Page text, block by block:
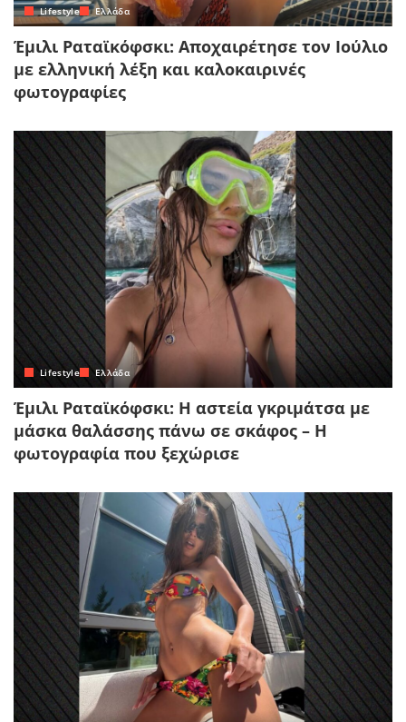
Lifestyle Ελλάδα
Έμιλι Ραταϊκόφσκι: Αποχαιρέτησε τον Ιούλιο
με ελληνική λέξη και καλοκαιρινές
φωτογραφίες
Lifestyle Ελλάδα
Έμιλι Ραταϊκόφσκι: Η αστεία γκριμάτσα με
μάσκα θαλάσσης πάνω σε σκάφος – Η
φωτογραφία που ξεχώρισε